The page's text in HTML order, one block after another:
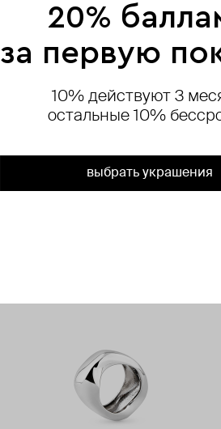
AQUAGIRL
при оплате онлайн
20%
за первую
10% действуют 3
остальные 10%
выбрать украшения